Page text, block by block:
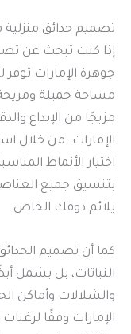
تصميم حدائق منزلية
إذا كنت تبحث عن
جوهرة الإمارات
مساحة جميلة
مزيجًا من الإبداع
الإمارات. من خلال
اختيار الأنماط
بتنسيق جميع
يلائم ذوقك الخاص.
كما أن تصميم
النباتات، بل يشمل
والشلالات وأماكن
الإمارات وفقًا